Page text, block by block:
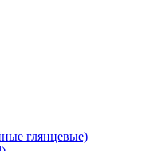
глянцевые)